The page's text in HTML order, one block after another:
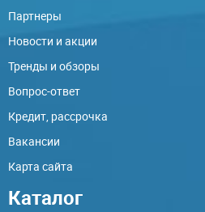
Партнеры
Новости и акции
Тренды и обзоры
Вопрос-ответ
Кредит, рассрочка
Вакансии
Карта сайта
Каталог